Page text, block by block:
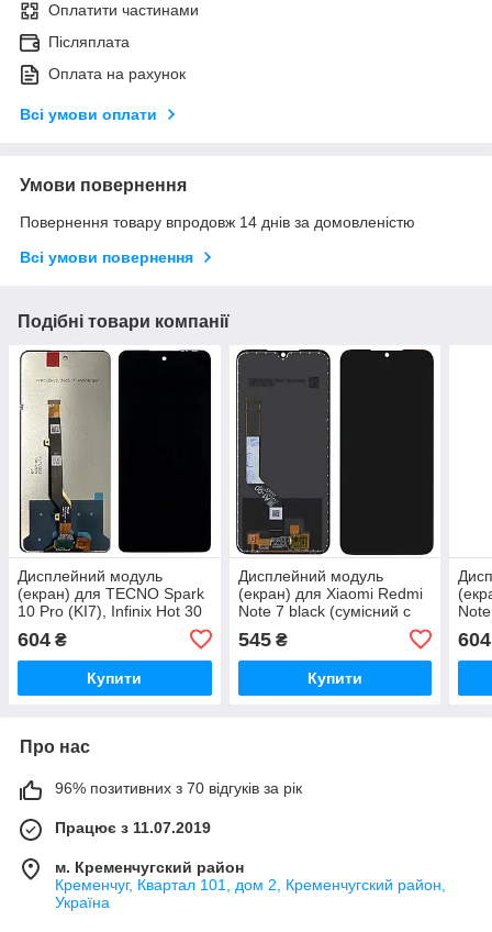
Оплатити частинами
Післяплата
Оплата на рахунок
Всі умови оплати
Умови повернення
Повернення товару впродовж 14 днів за домовленістю
Всі умови повернення
Подібні товари компанії
Дисплейний модуль
(екран) для TECNO Spark
10 Pro (KI7), Infinix Hot 30
(LH7n)
604 ₴
Купити
Дисплейний модуль
(екран) для Xiaomi Redmi
Note 7 black (сумісний с
note 7 pro version) Чорний
Original (PRC)
545₴
Купити
604
Про нас
96% позитивних з 70 відгуків за рік
Працює з 11.07.2019
м. Кременчугский район
Кременчуг, Квартал 101, дом 2, Кременчугский район,
Україна